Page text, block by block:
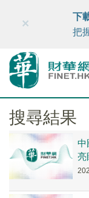
財華智庫網
×
下
把
搜尋結果
中
亮